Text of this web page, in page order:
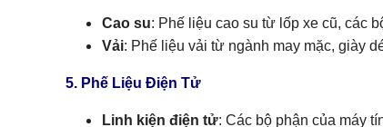
Cao su: Phế liệu cao su từ lốp xe cũ, các
Vải: Phế liệu vải từ ngành may mặc, giày
5. Phế Liệu Điện Tử
Linh kiện điện tử: Các bộ phận của máy